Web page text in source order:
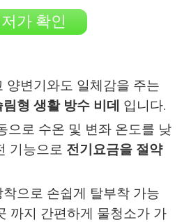
가 확인
양변기와도 일체감을 주는
림형 생활 방수 비데 입니다.
으로 수온 및 변좌 온도를 낮
기능으로 전기요금을 절약
으로 손쉽게 탈부착 가능
까지 간편하게 물청소가 가